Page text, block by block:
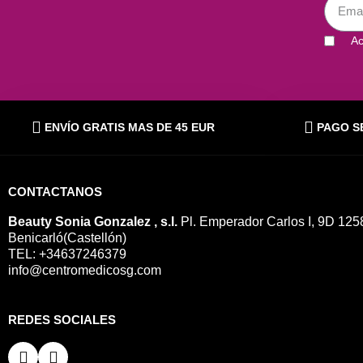
ENVÍO GRATIS MAS DE 45 EUR PAGO
CONTACTANOS
Beauty Sonia Gonzalez , s.l. Pl. Emperador Carlos I, 9D
Benicarló(Castellón)
TEL: +34637246379
info@centromedicosg.com
REDES SOCIALES